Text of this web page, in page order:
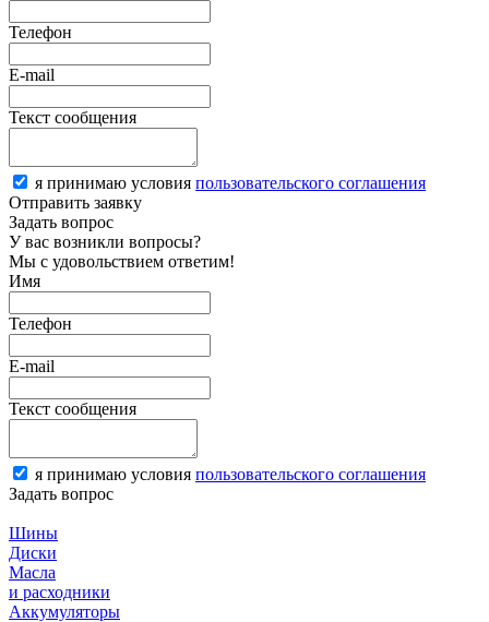
Телефон
E-mail
Текст сообщения
я принимаю условия пользовательского соглашения
Отправить заявку
Задать вопрос
У вас возникли вопросы?
Мы с удовольствием ответим!
Имя
Телефон
E-mail
Текст сообщения
я принимаю условия пользовательского соглашения
Задать вопрос
Шины
Диски
Масла
и расходники
Аккумуляторы